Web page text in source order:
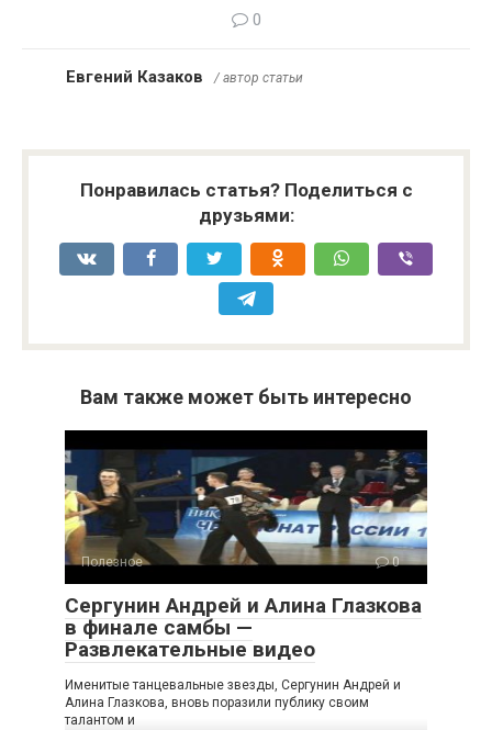
0
Евгений Казаков / автор статьи
Понравилась статья? Поделиться с
друзьями:
Вам также может быть интересно
Полезное 0
Сергунин Андрей и Алина Глазкова
в финале самбы —
Развлекательные видео
Именитые танцевальные звезды, Сергунин Андрей и
Алина Глазкова, вновь поразили публику своим
талантом и